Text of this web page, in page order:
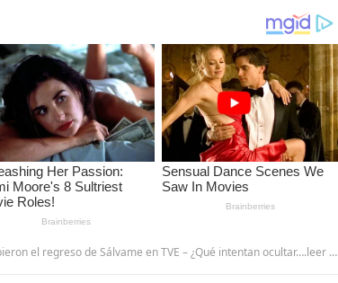
regreso de Sálvame en TVE – ¿Qué intentan ocultar….leer más – GIANG